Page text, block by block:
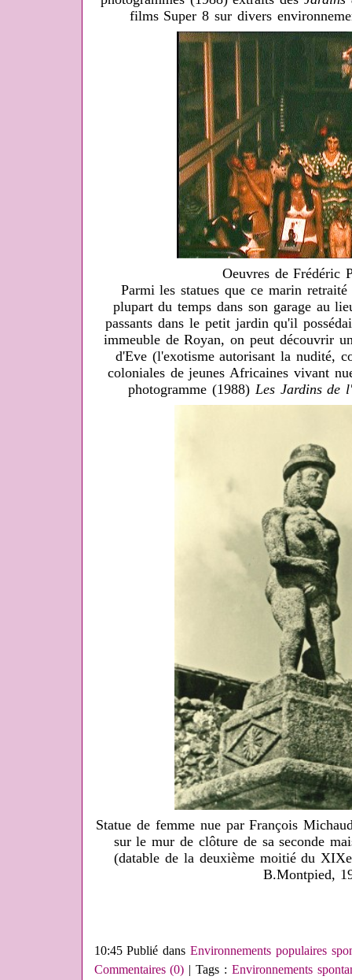
films Super 8 sur divers
Oeuvres de Frédéric
Parmi les statues que ce marin
plupart du temps dans son garage au
passants dans le petit jardin qu'il
immeuble de Royan, on peut découvrir
d'Eve (l'exotisme autorisant la nudité,
coloniales de jeunes Africaines vivant
photogramme (1988)Les Jardins de
Statue de femme nue par François
sur le mur de clôture de sa seconde
(datable de la deuxième moitié du
B.Montpied,
10:45 Publié dansEnvironnements populaires
Commentaires (0) | Tags : Environnements